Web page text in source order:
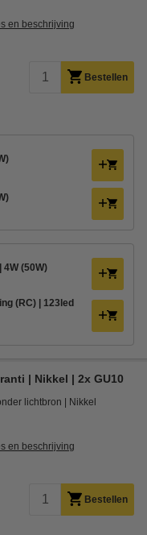
en beschrijving
Bestellen
4W (50W)
(RC) | 123led
| Nikkel | 2x GU10
lichtbron
Nikkel
en beschrijving
Bestellen